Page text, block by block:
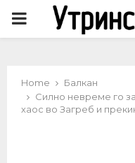
PRIMARY
Home
Балкан
Силно невреме го
хаос во Загреб и